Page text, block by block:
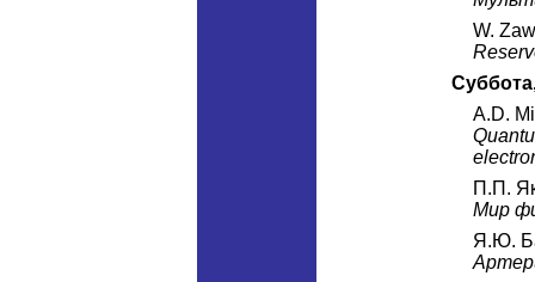
W.
A.D.
П.П.
Мир
Я.Ю.